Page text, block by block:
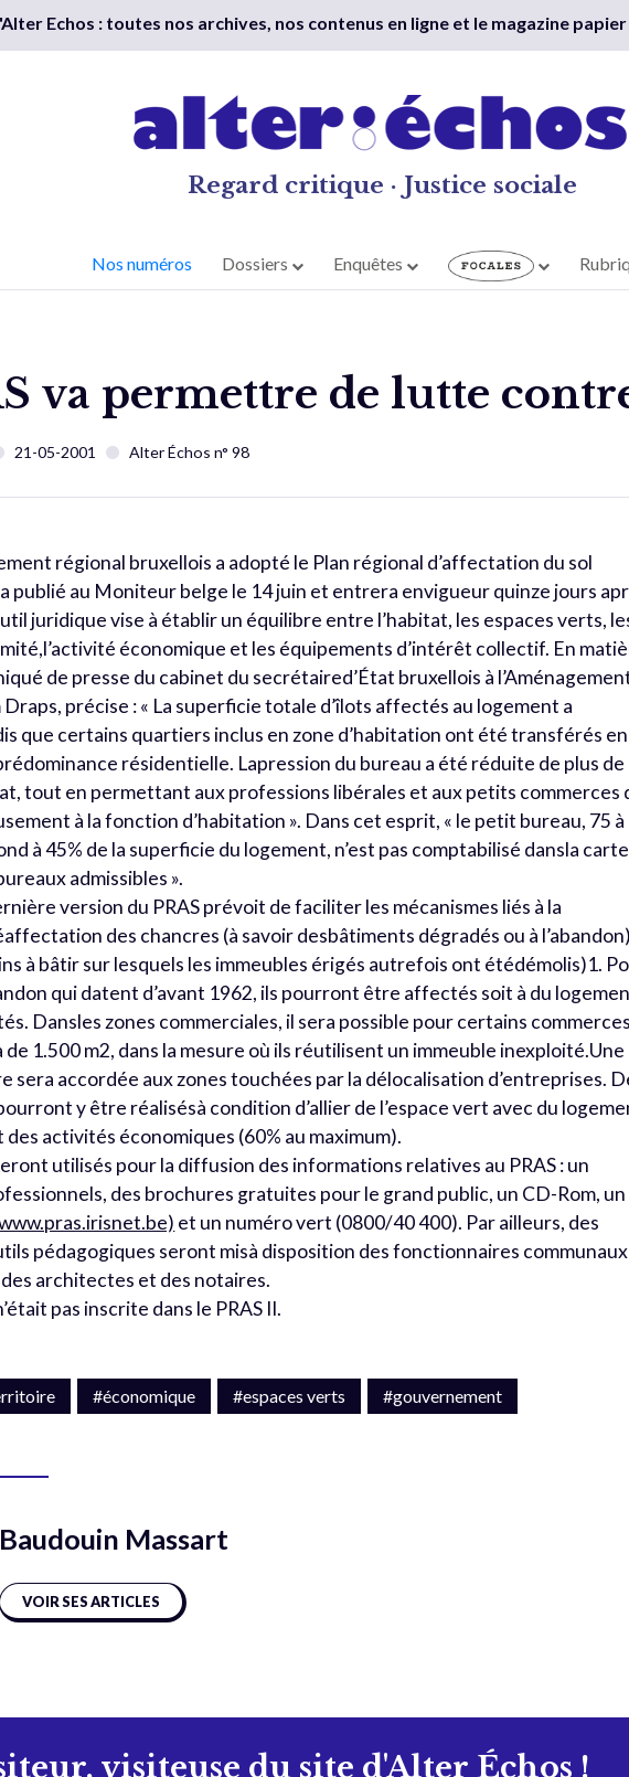
Echos : toutes nos archives, nos contenus en ligne et le magazine papier
Regard critique · Justice sociale
Nos numéros Dossiers Enquêtes
va permettre de lutte
21-05-2001 Alter Échos n° 98
régional bruxellois a adopté le Plan régional d’affectation du sol
publié au Moniteur belge le 14 juin et entrera envigueur quinze jours
juridique vise à établir un équilibre entre l’habitat, les espaces verts,
économique et les équipements d’intérêt collectif. En
de presse du cabinet du secrétaired’État bruxellois à
précise : « La superficie totale d’îlots affectés au logement a
que certains quartiers inclus en zone d’habitation ont été transférés en
résidentielle. Lapression du bureau a été réduite de plus de
tout en permettant aux professions libérales et aux petits commerces
à la fonction d’habitation ». Dans cet esprit, « le petit bureau, 75 à
à 45% de la superficie du logement, n’est pas comptabilisé dansla carte
admissibles ».
version du PRAS prévoit de faciliter les mécanismes liés à la
des chancres (à savoir desbâtiments dégradés ou à l’abandon)
à bâtir sur lesquels les immeubles érigés autrefois ont étédémolis)1.
qui datent d’avant 1962, ils pourront être affectés soit à du
Dansles zones commerciales, il sera possible pour certains commerces
de 1.500 m2, dans la mesure où ils réutilisent un immeuble inexploité.Une
accordée aux zones touchées par la délocalisation d’entreprises.
y être réalisésà condition d’allier de l’espace vert avec du
des activités économiques (60% au maximum).
utilisés pour la diffusion des informations relatives au PRAS : un
des brochures gratuites pour le grand public, un CD-Rom, un
et un numéro vert (0800/40 400). Par ailleurs, des
pédagogiques seront misà disposition des fonctionnaires
architectes et des notaires.
pas inscrite dans le PRAS II.
#économique #espaces verts #gouvernement
Baudouin Massart
VOIR SES ARTICLES
visiteuse du site d'Alter Échos !